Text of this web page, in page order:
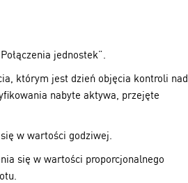
jednostek”.
którym jest dzień objęcia kontroli nad
nabyte aktywa, przejęte
w wartości godziwej.
się w wartości proporcjonalnego